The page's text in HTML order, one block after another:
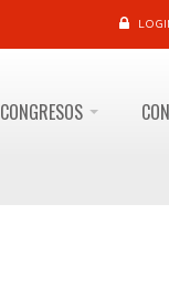
CONGRESOS